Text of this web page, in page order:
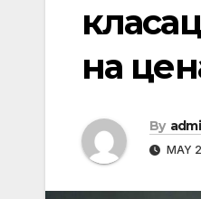
на
By
MAY